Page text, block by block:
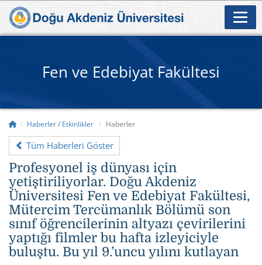
Fen ve Edebiyat Fakültesi
Haberler / Etkinlikler Haberler
Tüm Haberleri Göster
​Profesyonel iş dünyası için
yetiştiriliyorlar. Doğu Akdeniz
Üniversitesi Fen ve Edebiyat Fakültesi,
Mütercim Tercümanlık Bölümü son
sınıf öğrencilerinin altyazı çevirilerini
yaptığı filmler bu hafta izleyiciyle
buluştu. Bu yıl 9.’uncu yılını kutlayan